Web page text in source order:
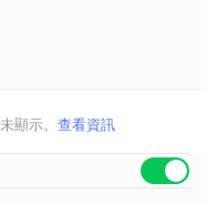
顯示。 查看資訊